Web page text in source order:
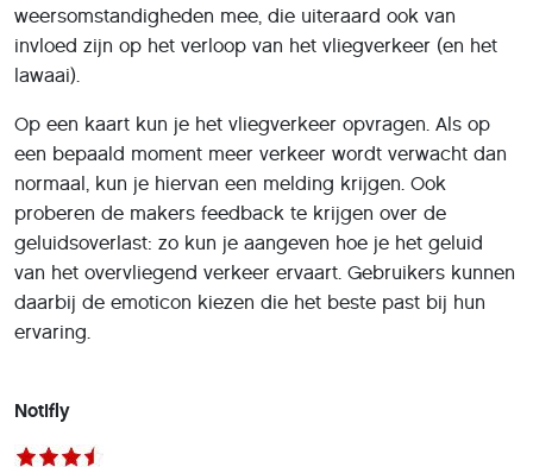
weersomstandigheden mee, die uiteraard ook van
invloed zijn op het verloop van het vliegverkeer (en het
lawaai).
Op een kaart kun je het vliegverkeer opvragen. Als op
een bepaald moment meer verkeer wordt verwacht dan
normaal, kun je hiervan een melding krijgen. Ook
proberen de makers feedback te krijgen over de
geluidsoverlast: zo kun je aangeven hoe je het geluid
van het overvliegend verkeer ervaart. Gebruikers kunnen
daarbij de emoticon kiezen die het beste past bij hun
ervaring.
Notifly